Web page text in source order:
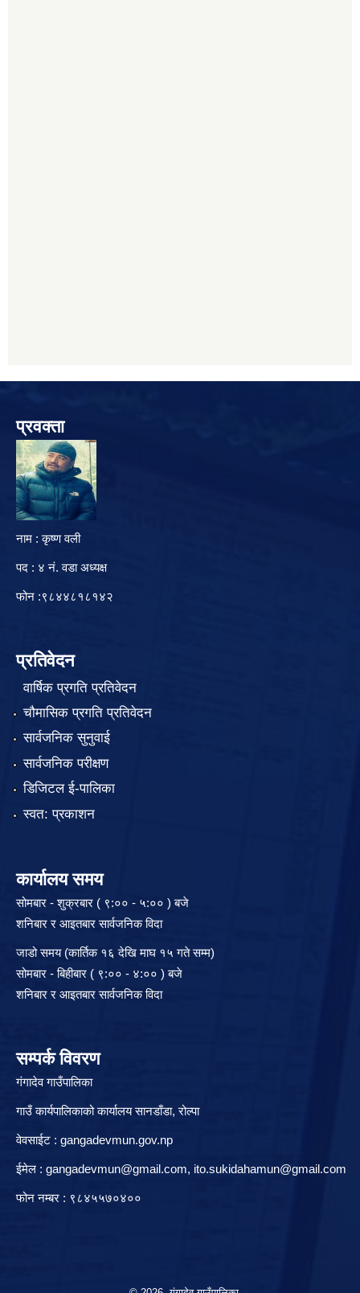
प्रवक्ता
नाम : कृष्ण वली
पद : ४ नं. वडा अध्यक्ष
फोन :९८४४८१८१४२
प्रतिवेदन
वार्षिक प्रगति प्रतिवेदन
चौमासिक प्रगति प्रतिवेदन
सार्वजनिक सुनुवाई
सार्वजनिक परीक्षण
डिजिटल ई-पालिका
स्वत: प्रकाशन
कार्यालय समय
सोमबार - शुक्रबार ( ९:०० - ५:०० ) बजे
शनिबार र आइतबार सार्वजनिक विदा
जाडो समय (कार्तिक १६ देखि माघ १५ गते सम्म)
सोमबार - बिहीबार ( ९:०० - ४:०० ) बजे
शनिबार र आइतबार सार्वजनिक विदा
सम्पर्क विवरण
गंगादेव गाउँपालिका
गाउँ कार्यपालिकाको कार्यालय सानडाँडा, रो‍‍ल्पा
वेवसाईट : gangadevmun.gov.np
ईमेल : gangadevmun@gmail.com, ito.sukidahamun@gmail.com
फोन नम्बर : ९८४५५७०४००